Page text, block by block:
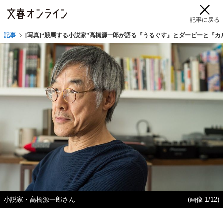
記事に戻る
記事 [写真]“競馬する小説家”高橋源一郎が語る『うるぐす』とダービーと『カ
小説家・高橋源一郎さん (画像 1/12)